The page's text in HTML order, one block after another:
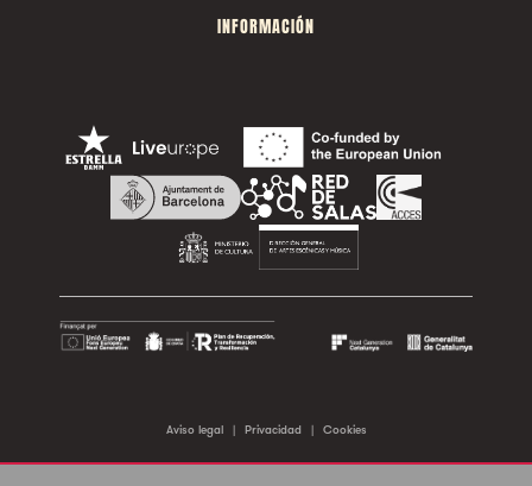
INFORMACIÓN
Aviso legal | Privacidad | Cookies
©2026 Sala Apolo. Todos los derechos reservados.